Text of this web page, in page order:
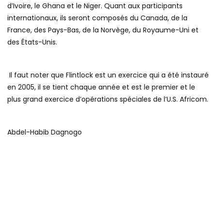
d’Ivoire, le Ghana et le Niger. Quant aux participants
internationaux, ils seront composés du Canada, de la
France, des Pays-Bas, de la Norvège, du Royaume-Uni et
des États-Unis.
Il faut noter que Flintlock est un exercice qui a été instauré
en 2005, il se tient chaque année et est le premier et le
plus grand exercice d’opérations spéciales de l’U.S. Africom.
Abdel-Habib Dagnogo